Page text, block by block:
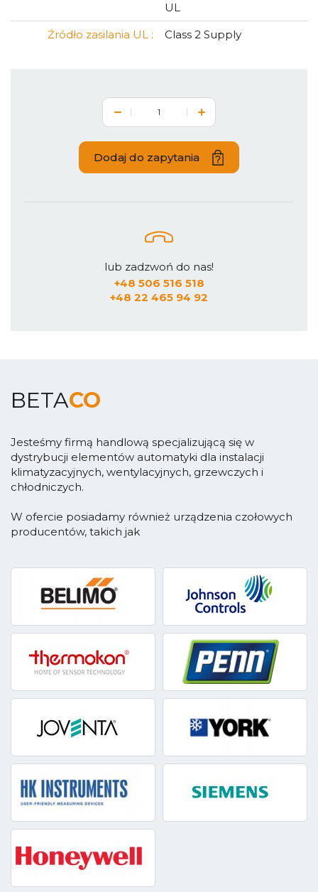
UL
Źródło zasilania UL :
Class 2 Supply
Dodaj do zapytania
lub zadzwoń do nas!
+48 506 516 518
+48 22 465 94 92
BETACO
Jesteśmy firmą handlową specjalizującą się w
dystrybucji elementów automatyki dla instalacji
klimatyzacyjnych, wentylacyjnych, grzewczych i
chłodniczych.
W ofercie posiadamy również urządzenia czołowych
producentów, takich jak